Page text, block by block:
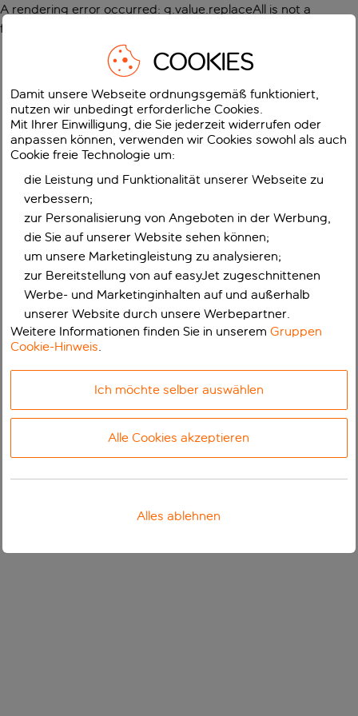
A rendering error occurred: g.value.replaceAll is not a
function
COOKIES
Damit unsere Webseite ordnungsgemäß funktioniert,
nutzen wir unbedingt erforderliche Cookies.
Mit Ihrer Einwilligung, die Sie jederzeit widerrufen oder
anpassen können, verwenden wir Cookies sowohl als auch
Cookie freie Technologie um:
die Leistung und Funktionalität unserer Webseite zu
verbessern;
zur Personalisierung von Angeboten in der Werbung,
die Sie auf unserer Website sehen können;
um unsere Marketingleistung zu analysieren;
zur Bereitstellung von auf easyJet zugeschnittenen
Werbe- und Marketinginhalten auf und außerhalb
unserer Website durch unsere Werbepartner.
Weitere Informationen finden Sie in unseremGruppen
Cookie-Hinweis.
Ich möchte selber auswählen
Alle Cookies akzeptieren
Alles ablehnen